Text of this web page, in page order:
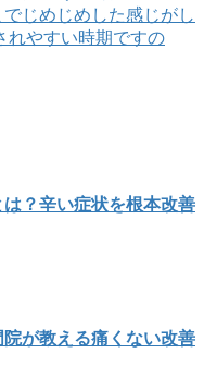
じめじめした感じがし
れやすい時期ですの
？辛い症状を根本改善
が教える痛くない改善